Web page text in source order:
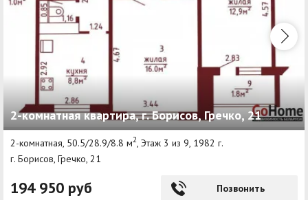
2-комнатная квартира, г. Борисов, Гречко, 21
2-комнатная, 50.5/28.9/8.8 м2 , Этаж 3 из 9, 1982 г.
г. Борисов, Гречко, 21
194 950 руб Позвонить